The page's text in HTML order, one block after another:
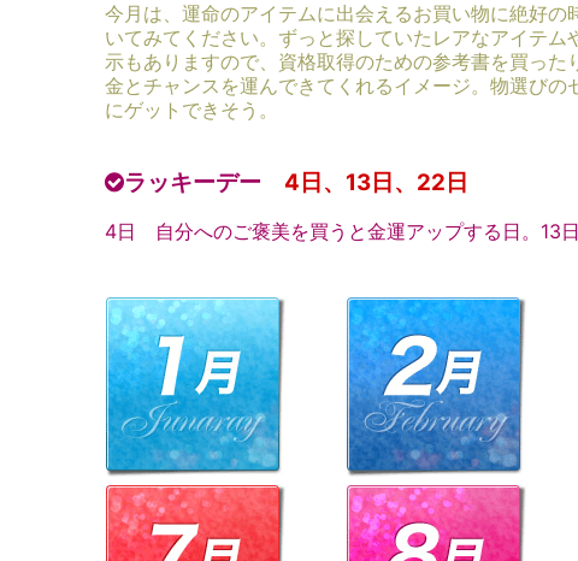
今月は、運命のアイテムに出会えるお買い物に絶好
いてみてください。ずっと探していたレアなアイテ
示もありますので、資格取得のための参考書を買っ
金とチャンスを運んできてくれるイメージ。物選び
にゲットできそう。
ラッキーデー 4日、13日、22日
4日 自分へのご褒美を買うと金運アップする日。13